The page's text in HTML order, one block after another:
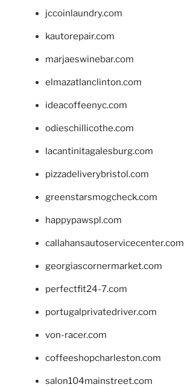
jccoinlaundry.com
kautorepair.com
marjaeswinebar.com
elmazatlanclinton.com
ideacoffeenyc.com
odieschillicothe.com
lacantinitagalesburg.com
pizzadeliverybristol.com
greenstarsmogcheck.com
happypawspl.com
callahansautoservicecenter.com
georgiascornermarket.com
perfectfit24-7.com
portugalprivatedriver.com
von-racer.com
coffeeshopcharleston.com
salon104mainstreet.com